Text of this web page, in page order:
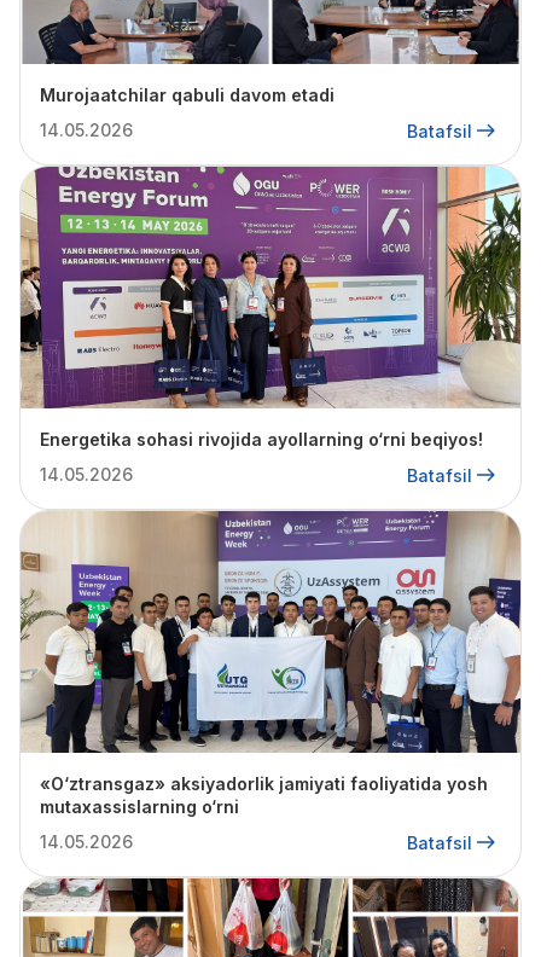
Murojaatchilar qabuli davom etadi
14.05.2026
Batafsil
Energetika sohasi rivojida ayollarning o‘rni beqiyos!
14.05.2026
Batafsil
«O‘ztransgaz» aksiyadorlik jamiyati faoliyatida yosh
mutaxassislarning o‘rni
14.05.2026
Batafsil